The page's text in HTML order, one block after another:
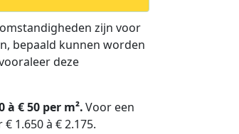
zijn voor
bepaald kunnen worden
deze
à € 50 per m².Voor een
1.650 à € 2.175.